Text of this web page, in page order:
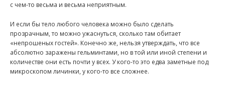
с чем-то весьма и весьма неприятным.
И если бы тело любого человека можно было сделать
прозрачным, то можно ужаснуться, сколько там обитает
«непрошеных гостей». Конечно же, нельзя утверждать, что все
абсолютно заражены гельминтами, но в той или иной степени и
количестве они есть почти у всех. У кого-то это едва заметные под
микроскопом личинки, у кого-то все сложнее.